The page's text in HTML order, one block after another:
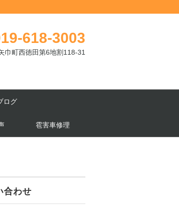
618-3003
巾町西徳田第6地割118-31
ログ
雹害車修理
合わせ